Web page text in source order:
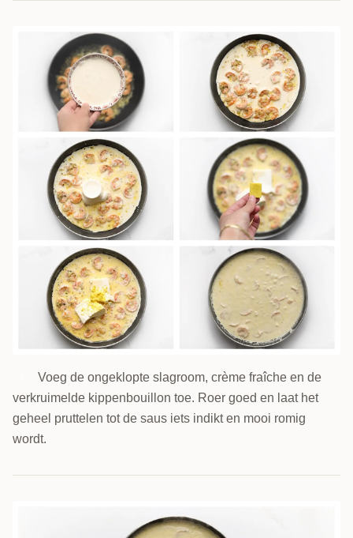
Voeg de ongeklopte slagroom, crème fraîche en de
verkruimelde kippenbouillon toe. Roer goed en laat het
geheel pruttelen tot de saus iets indikt en mooi romig
wordt.